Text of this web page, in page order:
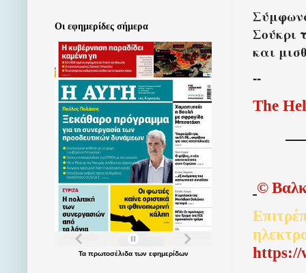
Σούκρι
και
--
The
©
https://
Οι εφημερίδες σήμερα
Τα πρωτοσέλιδατων εφημερίδων